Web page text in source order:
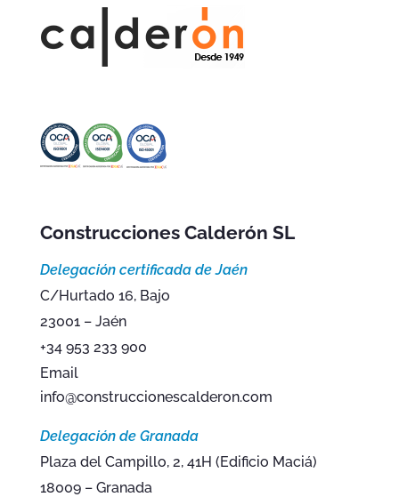
Construcciones Calderón SL
Delegación certificada de Jaén
C/Hurtado 16, Bajo
23001 – Jaén
+34 953 233 900
Email
info@construccionescalderon.com
Delegación de Granada
Plaza del Campillo, 2, 41H (Edificio Maciá)
18009 – Granada